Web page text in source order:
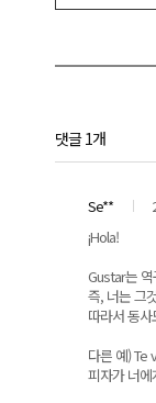
댓글 1개
Se**
¡Hola!
Gustar는
즉, 너는 그
따라서 동
다른 예) Te
피자가 너